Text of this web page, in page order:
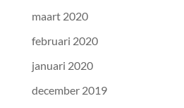
maart 2020
februari 2020
januari 2020
december 2019